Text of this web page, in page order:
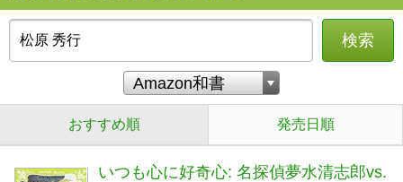
検索
おすすめ順 発売日順
いつも心に好奇心: 名探偵夢水清志郎vs.